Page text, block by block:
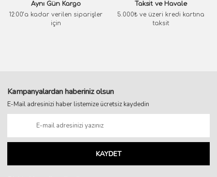
Aynı Gün Kargo
12:00’a kadar verilen siparişler
için
Taksit ve Havale
5.000₺ ve üzeri kredi kartına
taksit
Kampanyalardan haberiniz olsun
E-Mail adresinizi haber listemize ücretsiz kaydedin
KAYDET